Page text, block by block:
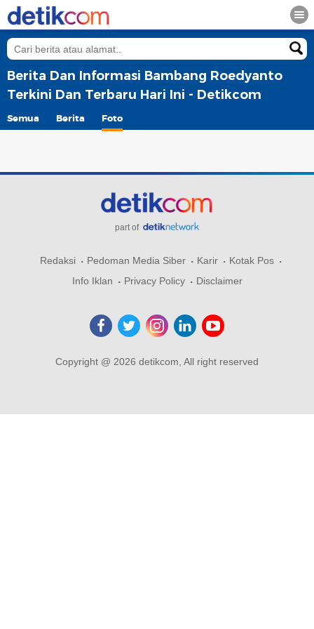
Berita Dan Informasi Bambang Roedyanto
Terkini Dan Terbaru Hari Ini - Detikcom
Semua Berita Foto
part of
Redaksi Pedoman Media Siber Karir
Kotak Pos
Info Iklan
Privacy Policy Disclaimer
Copyright @ 2026 detikcom, All right reserved